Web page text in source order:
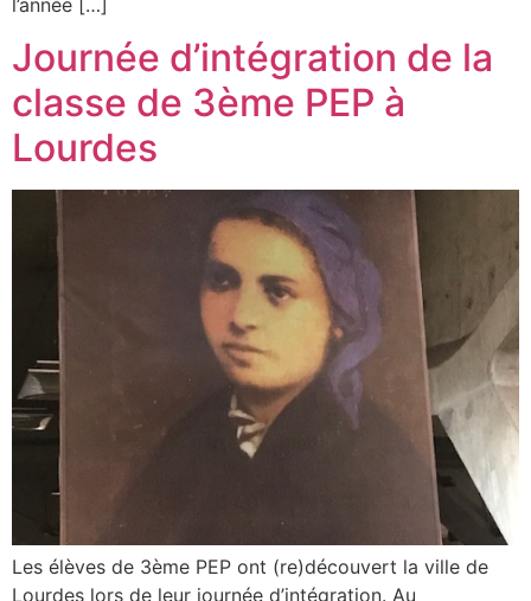
Journée d’intégration de la
classe de 3ème PEP à
Lourdes
Les élèves de 3ème PEP ont (re)découvert la ville de
Lourdes lors de leur journée d’intégration. Au